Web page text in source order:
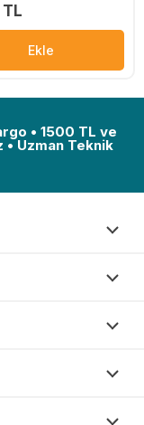
Ekle
• 1500 TL ve
Uzman Teknik